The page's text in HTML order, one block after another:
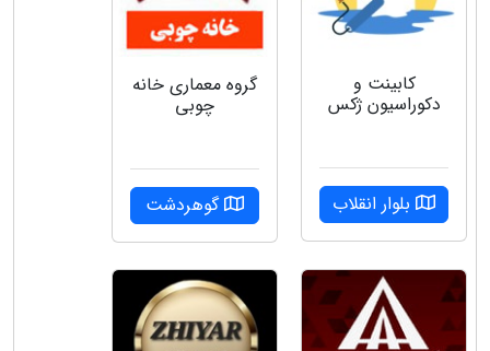
کابینت و
دکوراسیون ژکس
بلوار انقلاب
گروه‌ معماری خانه
چوبی
گوهردشت